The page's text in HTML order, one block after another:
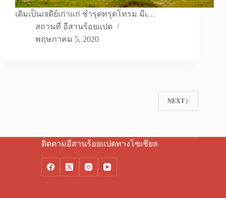
เดิมเป็นเจดีย์เก่าแก่ ชำรุดทรุดโทรม มีเ…
สถานที่ อีสานร้อยแปด
พฤษภาคม 5, 2020
NEXT
ติดตามอีสานร้อยแปดทางโซเชียล